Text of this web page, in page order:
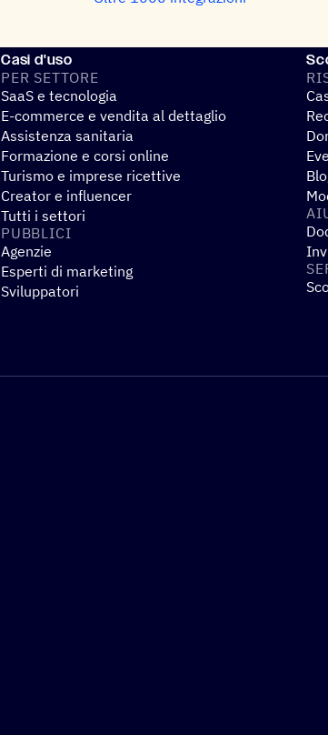
Casi d'uso
PER SETTORE
SaaS e tecnologia
E-commerce e vendita al dettaglio
Assistenza sanitaria
Formazione e corsi online
Turismo e imprese ricettive
Creator e influencer
Tutti i settori
PUBBLICI
Agenzie
Esperti di marketing
Sviluppatori